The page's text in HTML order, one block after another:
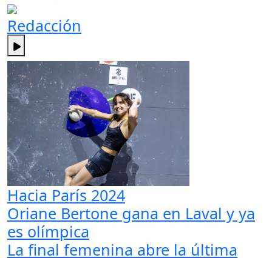
Redacción
Hacia París 2024
Oriane Bertone gana en Laval y ya
es olímpica
La final femenina abre la última